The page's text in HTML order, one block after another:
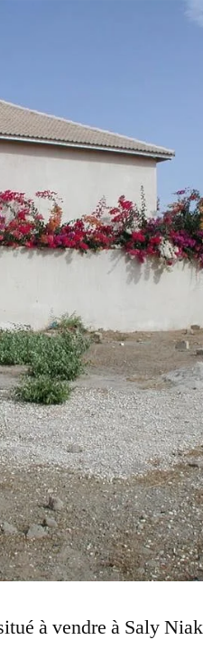
à vendre à Saly